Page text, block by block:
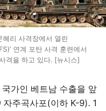
리 사격장에서 열린
연계 포탄 사격 훈련에서
격을 하고 있다. [뉴시스]
가인 베트남 수출을 앞
주곡사포(이하 K-9). 1